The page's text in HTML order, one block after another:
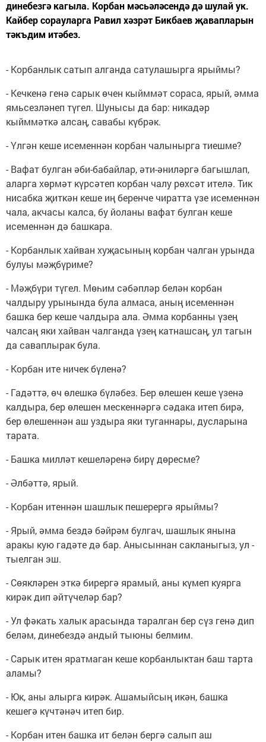
динебезгә кагыла. Корбан мәсьәләсендә дә шулай ук.
Кайбер сорауларга Равил хәзрәт Бикбаев җавапларын
тәкъдим итәбез.
- Корбанлык сатып алганда сатулашырга ярыймы?
- Кечкенә генә сарык өчен кыйммәт сораса, ярый, әмма
ямьсезләнеп түгел. Шунысы да бар: никадәр
кыйммәткә алсаң, савабы күбрәк.
- Үлгән кеше исеменнән корбан чалынырга тиешме?
- Вафат булган әби-бабайлар, әти-әниләргә багышлап,
аларга хөрмәт күрсәтеп корбан чалу рөхсәт ителә. Тик
нисабка җиткән кеше иң беренче чиратта үзе исеменнән
чала, акчасы калса, бу йоланы вафат булган кеше
исеменнән дә башкара.
- Корбанлык хайван хуҗасының корбан чалган урында
булуы мәҗбүриме?
- Мәҗбүри түгел. Мөһим сәбәпләр белән корбан
чалдыру урынында була алмаса, аның исеменнән
башка бер кеше чалдыра ала. Әмма корбанны үзең
чалсаң яки хайван чалганда үзең катнашсаң, ул тагын
да саваплырак була.
- Корбан ите ничек бүленә?
- Гадәттә, өч өлешкә бүләбез. Бер өлешен кеше үзенә
калдыра, бер өлешен мескеннәргә сәдака итеп бирә,
бер өлешеннән аш уздыра яки туганнары, дусларына
тарата.
- Башка милләт кешеләренә бирү дөресме?
- Әлбәттә, ярый.
- Корбан итеннән шашлык пешерергә ярыймы?
- Ярый, әмма бездә бәйрәм булгач, шашлык янына
аракы кую гадәте дә бар. Анысыннан сакланыгыз, ул -
тыелган эш.
- Сөякләрен эткә бирергә ярамый, аны күмеп куярга
кирәк дип әйтүчеләр бар?
- Ул фәкать халык арасында таралган бер сүз генә дип
беләм, динебездә андый тыюны белмим.
- Сарык итен яратмаган кеше корбанлыктан баш тарта
аламы?
- Юк, аны алырга кирәк. Ашамыйсың икән, башка
кешегә күчтәнәч итеп бир.
- Корбан итен башка ит белән бергә салып аш